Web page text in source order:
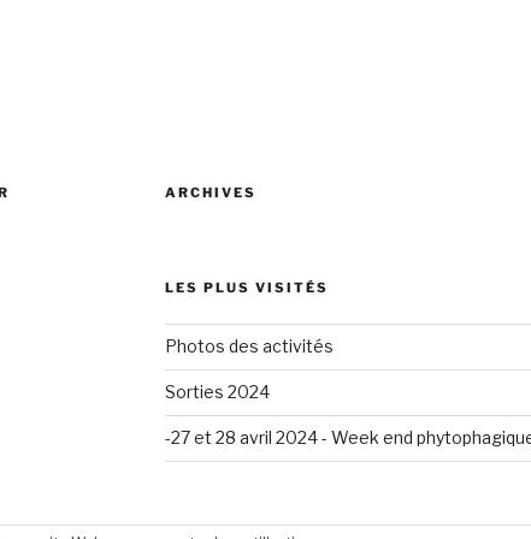
ARCHIVES
LES PLUS VISITÉS
Photos des activités
Sorties 2024
-27 et 28 avril 2024 - Week end